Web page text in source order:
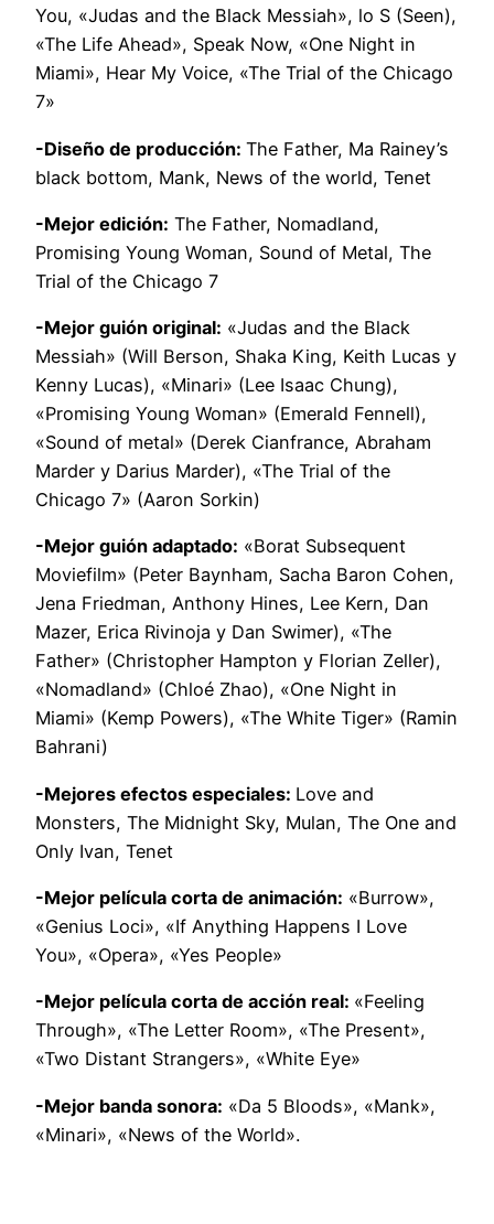
You, «Judas and the Black Messiah», lo S (Seen),
«The Life Ahead», Speak Now, «One Night in
Miami», Hear My Voice, «The Trial of the Chicago
7»
-Diseño de producción: The Father, Ma Rainey’s
black bottom, Mank, News of the world, Tenet
-Mejor edición: The Father, Nomadland,
Promising Young Woman, Sound of Metal, The
Trial of the Chicago 7
-Mejor guión original: «Judas and the Black
Messiah» (Will Berson, Shaka King, Keith Lucas y
Kenny Lucas), «Minari» (Lee Isaac Chung),
«Promising Young Woman» (Emerald Fennell),
«Sound of metal» (Derek Cianfrance, Abraham
Marder y Darius Marder), «The Trial of the
Chicago 7» (Aaron Sorkin)
-Mejor guión adaptado: «Borat Subsequent
Moviefilm» (Peter Baynham, Sacha Baron Cohen,
Jena Friedman, Anthony Hines, Lee Kern, Dan
Mazer, Erica Rivinoja y Dan Swimer), «The
Father» (Christopher Hampton y Florian Zeller),
«Nomadland» (Chloé Zhao), «One Night in
Miami» (Kemp Powers), «The White Tiger» (Ramin
Bahrani)
-Mejores efectos especiales: Love and
Monsters, The Midnight Sky, Mulan, The One and
Only Ivan, Tenet
-Mejor película corta de animación: «Burrow»,
«Genius Loci», «If Anything Happens I Love
You», «Opera», «Yes People»
-Mejor película corta de acción real: «Feeling
Through», «The Letter Room», «The Present»,
«Two Distant Strangers», «White Eye»
-Mejor banda sonora: «Da 5 Bloods», «Mank»,
«Minari», «News of the World».